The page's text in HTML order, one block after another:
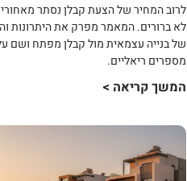
לרוב המחיר של הצעת קבלן נסתר
לא ברורים. המאמר מפרק את היתרונות
של בנייה עצמאית מול קבלן מפתח ושם
מספרים ריאליים.
המשך קריאה >